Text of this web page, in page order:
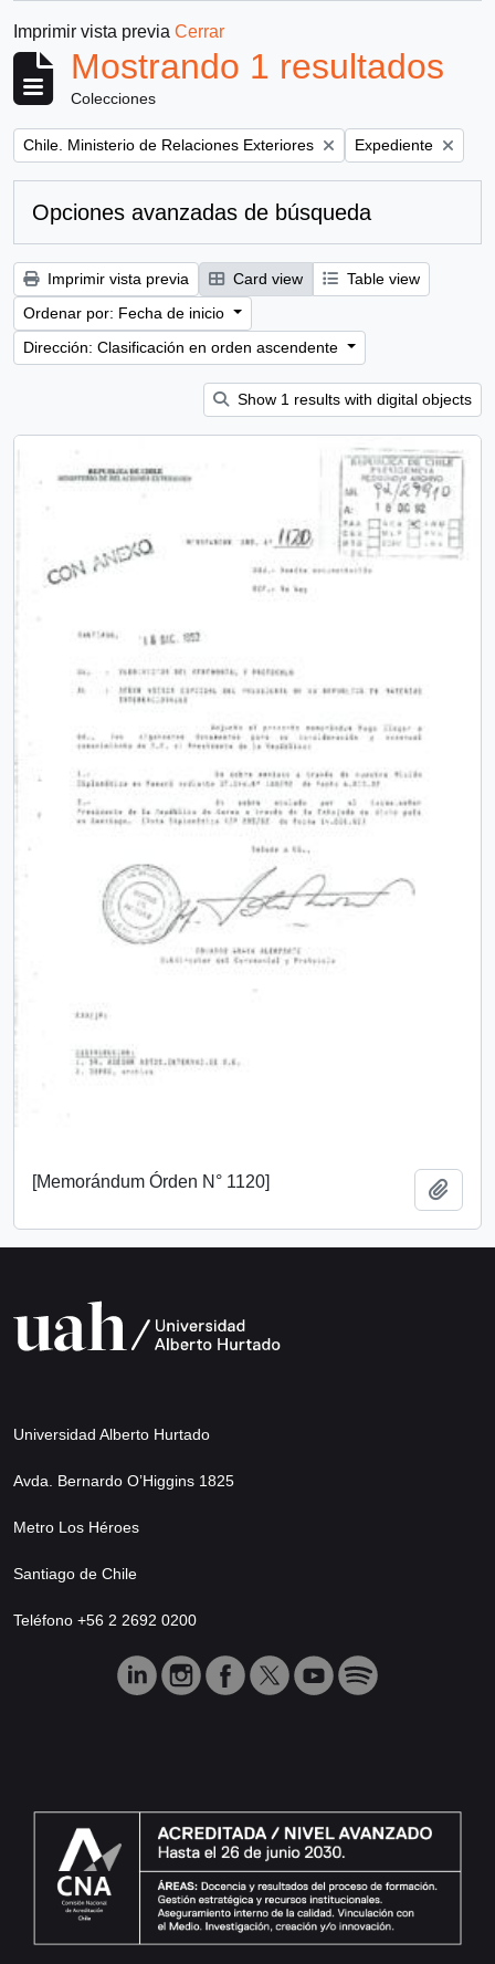
Imprimir vista previa Cerrar
Mostrando 1 resultados
Colecciones
Remove filter:
Chile. Ministerio de Relaciones Exteriores Remove filter:
Expediente
Opciones avanzadas de búsqueda
Imprimir vista previa Card view
Table view
Ordenar por: Fecha de inicio
Dirección: Clasificación en orden ascendente
Show 1 results with digital objects
[Memorándum Órden N° 1120]
Universidad Alberto Hurtado
Avda. Bernardo O’Higgins 1825
Metro Los Héroes
Santiago de Chile
Teléfono +56 2 2692 0200